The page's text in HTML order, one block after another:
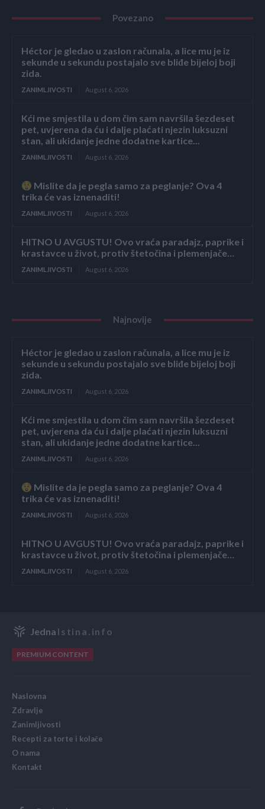
Povezano
Héctor je gledao u zaslon računala, a lice mu je iz
sekunde u sekundu postajalo sve bliđe bijeloj boji
zida.
ZANIMLJIVOSTI August 6, 2026
Kći me smjestila u dom čim sam navršila šezdeset
pet, uvjerena da ću i dalje plaćati njezin luksuzni
stan, ali ukidanje jedne dodatne kartice...
ZANIMLJIVOSTI August 6, 2026
Mislite da je pegla samo za peglanje? Ova 4
trika će vas iznenaditi!
ZANIMLJIVOSTI August 6, 2026
HITNO U AVGUSTU! Ovo vraća paradajz, paprike i
krastavce u život, protiv štetočina i plemenjače…
ZANIMLJIVOSTI August 6, 2026
Najnovije
Héctor je gledao u zaslon računala, a lice mu je iz
sekunde u sekundu postajalo sve bliđe bijeloj boji
zida.
ZANIMLJIVOSTI August 6, 2026
Kći me smjestila u dom čim sam navršila šezdeset
pet, uvjerena da ću i dalje plaćati njezin luksuzni
stan, ali ukidanje jedne dodatne kartice...
ZANIMLJIVOSTI August 6, 2026
Mislite da je pegla samo za peglanje? Ova 4
trika će vas iznenaditi!
ZANIMLJIVOSTI August 6, 2026
HITNO U AVGUSTU! Ovo vraća paradajz, paprike i
krastavce u život, protiv štetočina i plemenjače…
ZANIMLJIVOSTI August 6, 2026
Jedna Istina.info
PREMIUM CONTENT
Naslovna
Zdravlje
Zanimljivosti
Recepti za torte i kolače
O nama
Kontakt